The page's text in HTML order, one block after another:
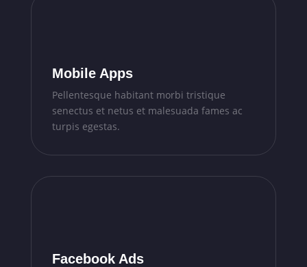
Mobile Apps
Pellentesque habitant morbi tristique
senectus et netus et malesuada fames ac
turpis egestas.
Facebook Ads